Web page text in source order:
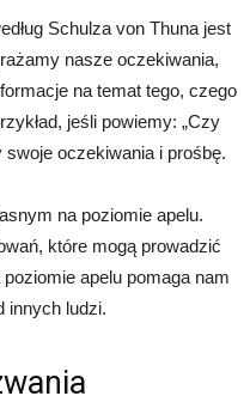
Schulza von Thuna jest
nasze oczekiwania,
na temat tego, czego
jeśli powiemy: „Czy
swoje oczekiwania i prośbę.
na poziomie apelu.
które mogą prowadzić
apelu pomaga nam
innych ludzi.